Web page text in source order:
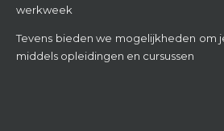
werkweek
Tevens bieden we mogelijkheden om
middels opleidingen en cursussen